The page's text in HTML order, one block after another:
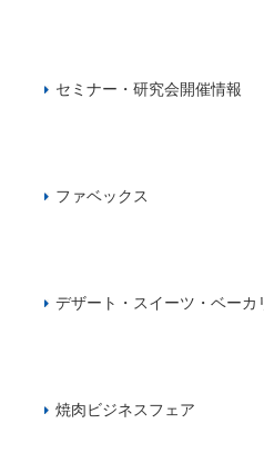
セミナー・研究会開催情報
ファベックス
デザート・スイーツ・ベーカ
焼肉ビジネスフェア